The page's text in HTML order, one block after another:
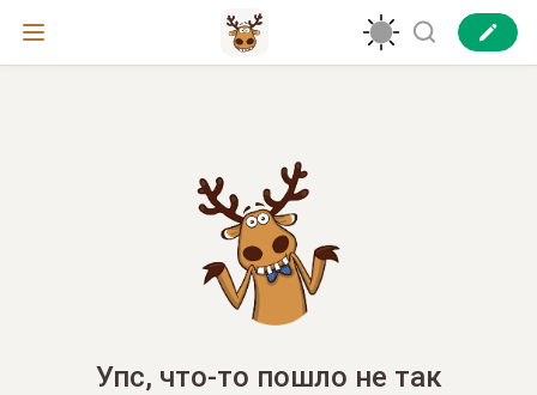
Упс, что-то пошло не так